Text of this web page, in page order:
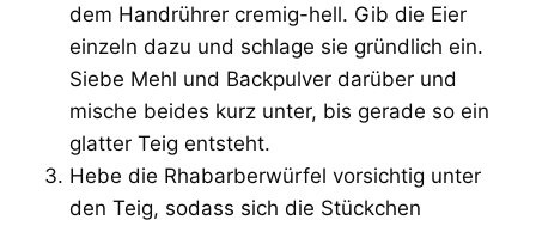
dem Handrührer cremig-hell. Gib die Eier
einzeln dazu und schlage sie gründlich ein.
Siebe Mehl und Backpulver darüber und
mische beides kurz unter, bis gerade so ein
glatter Teig entsteht.
Hebe die Rhabarberwürfel vorsichtig unter
den Teig, sodass sich die Stückchen